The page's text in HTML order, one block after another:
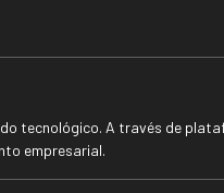
tecnológico. A través de
empresarial.